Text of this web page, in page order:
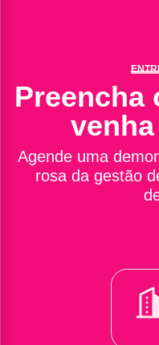
Preencha
Agende uma
rosa da gestão